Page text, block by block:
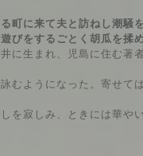
町に来て夫と訪ねし潮騒
びをするごとく胡瓜を揉
に生まれ、児島に住む著
むようになった。寄せて
を寂しみ、ときには華や